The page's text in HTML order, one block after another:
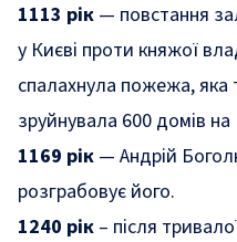
1113 рік — повстання
у Києві проти княжої
спалахнула пожежа, яка
зруйнувала 600 домів
1169 рік — Андрій
розграбовує його.
1240 рік – після